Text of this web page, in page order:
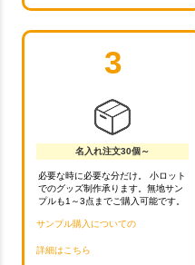
3
名入れ注文30個～
必要な時に必要な分だけ。 小ロット
でのグッズ制作承ります。無地サン
プルも1～3点までご購入可能です。
サンプル購入についての
詳細はこちら